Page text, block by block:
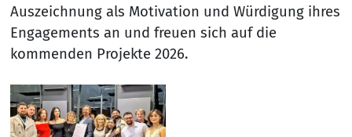
Auszeichnung als Motivation und Würdigung ihres
Engagements an und freuen sich auf die
kommenden Projekte 2026.